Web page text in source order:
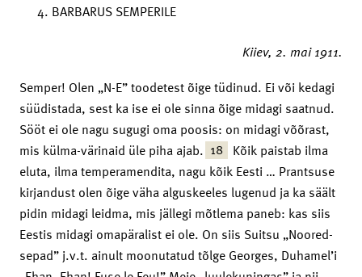
BARBARUS SEMPERILE
Kiiev, 2. mai 1911.
Semper! Olen „N-E” toodetest õige tüdinud. Ei või kedagi
süüdistada, sest ka ise ei ole sinna õige midagi saatnud.
Sööt ei ole nagu sugugi oma poosis: on midagi võõrast,
mis külma-värinaid üle piha ajab. 18 Kõik paistab ilma
eluta, ilma temperamendita, nagu kõik Eesti … Prantsuse
kirjandust olen õige väha alguskeeles lugenud ja ka säält
pidin midagi leidma, mis jällegi mõtlema paneb: kas siis
Eestis midagi omapäralist ei ole. On siis Suitsu „Noored-
sepad” j.v.t. ainult moonutatud tõlge Georges, Duhamel’i